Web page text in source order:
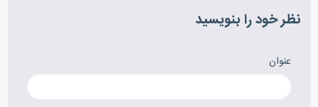
نظر خود را بنویسید
عنوان